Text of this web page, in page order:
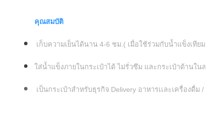
คุณสมบัติ
เก็บความเย็นได้นาน 4-6 ชม.( เมื่อใช้ร่วมกับน้ำแข็งเทียม) ค
ใส่น้ำแข็งภายในกระเป๋าได้ ไม่รั่วซึม และกระเป๋าด้านในสาม
เป็นกระเป๋าสำหรับธุรกิจ Delivery อาหารเเละเครื่องดื่ม /